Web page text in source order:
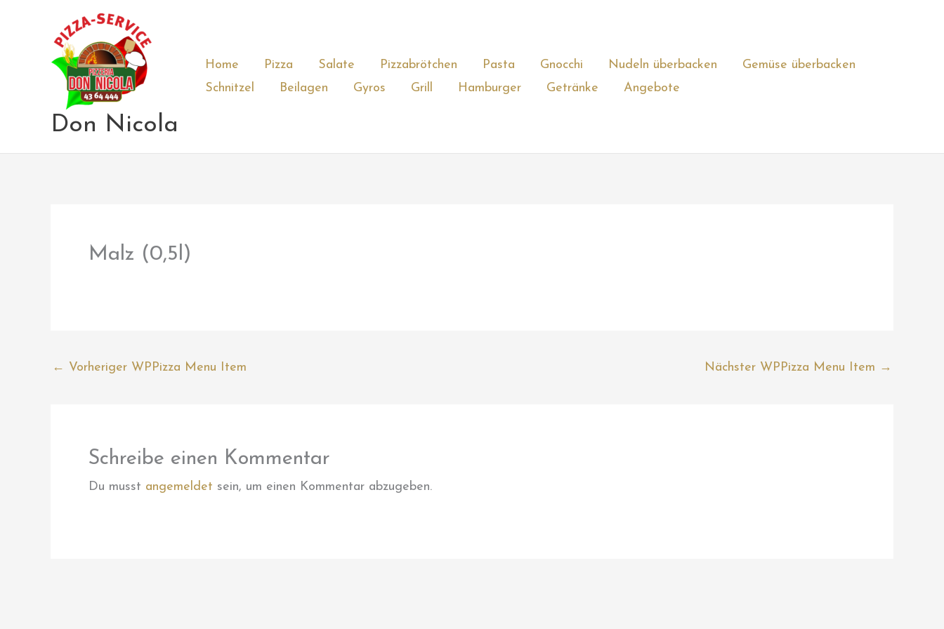
Don Nicola
Home Pizza Salate Pizzabrötchen Pasta Gnocchi Nudeln überbacken
Gemüse überbacken
Schnitzel
Beilagen Gyros Grill Hamburger Getränke Angebote
Malz (0,5l)
← Vorheriger WPPizza Menu Item Nächster WPPizza Menu Item →
Schreibe einen Kommentar
Du musst angemeldet sein, um einen Kommentar abzugeben.